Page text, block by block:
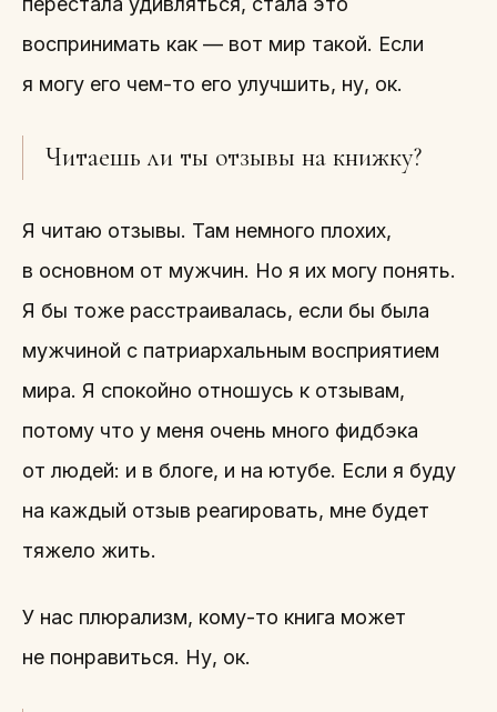
воспринимать как — вот мир такой. Если
я могу его чем-то его улучшить, ну, ок.
Читаешь ли ты отзывы на книжку?
Я читаю отзывы. Там немного плохих,
в основном от мужчин. Но я их могу понять.
Я бы тоже расстраивалась, если бы была
мужчиной с патриархальным восприятием
мира. Я спокойно отношусь к отзывам,
потому что у меня очень много фидбэка
от людей: и в блоге, и на ютубе. Если я буду
на каждый отзыв реагировать, мне будет
тяжело жить.
У нас плюрализм, кому-то книга может
не понравиться. Ну, ок.